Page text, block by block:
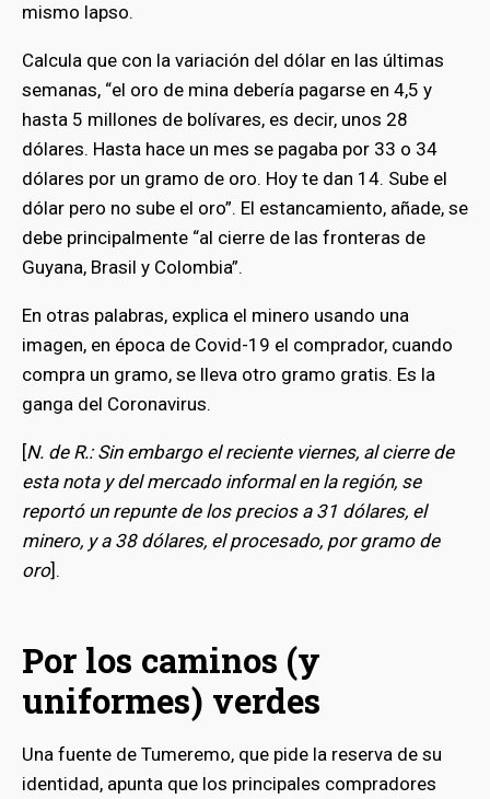
mismo lapso.
Calcula que con la variación del dólar en las últimas
semanas, “el oro de mina debería pagarse en 4,5 y
hasta 5 millones de bolívares, es decir, unos 28
dólares. Hasta hace un mes se pagaba por 33 o 34
dólares por un gramo de oro. Hoy te dan 14. Sube el
dólar pero no sube el oro”. El estancamiento, añade, se
debe principalmente “al cierre de las fronteras de
Guyana, Brasil y Colombia”.
En otras palabras, explica el minero usando una
imagen, en época de Covid-19 el comprador, cuando
compra un gramo, se lleva otro gramo gratis. Es la
ganga del Coronavirus.
[N. de R.: Sin embargo el reciente viernes, al cierre de
esta nota y del mercado informal en la región, se
reportó un repunte de los precios a 31 dólares, el
minero, y a 38 dólares, el procesado, por gramo de
oro].
Por los caminos (y
uniformes) verdes
Una fuente de Tumeremo, que pide la reserva de su
identidad, apunta que los principales compradores